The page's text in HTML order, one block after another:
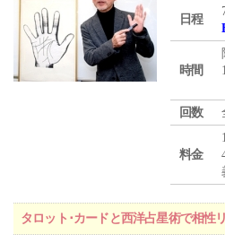
日程
時間
回数
料金
タロット･カードと西洋占星術で相性